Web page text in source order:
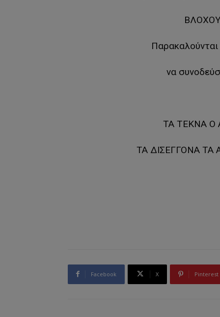
Παρακαλούνται
να
ΤΑ ΤΕΚΝΑ Ο
ΤΑ ΔΙΣΕΓΓΟΝΑ ΤΑ
Facebook X Pinterest